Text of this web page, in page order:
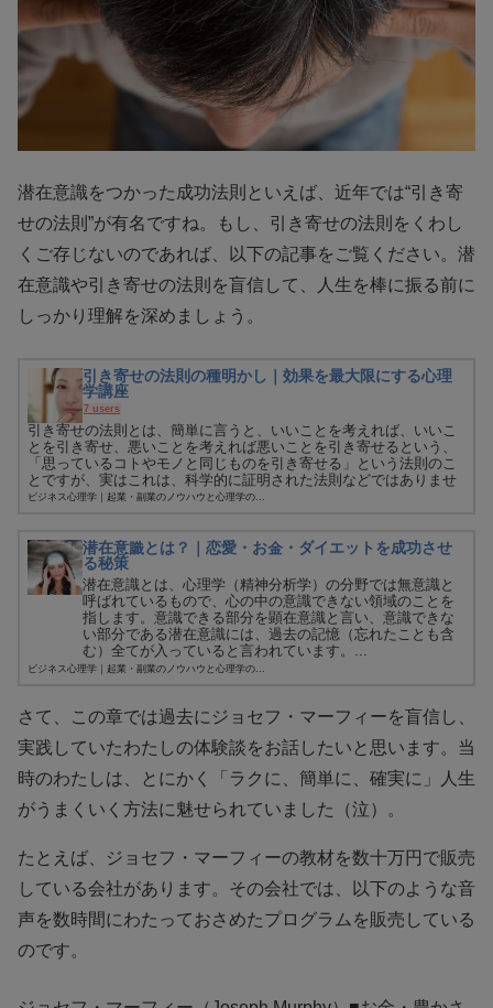
潜在意識をつかった成功法則といえば、近年では“引き寄
せの法則”が有名ですね。もし、引き寄せの法則をくわし
くご存じないのであれば、以下の記事をご覧ください。潜
在意識や引き寄せの法則を盲信して、人生を棒に振る前に
しっかり理解を深めましょう。
引き寄せの法則の種明かし｜効果を最大限にする心理
学講座
7 users
引き寄せの法則とは、簡単に言うと、いいことを考えれば、いいこ
とを引き寄せ、悪いことを考えれば悪いことを引き寄せるという、
「思っているコトやモノと同じものを引き寄せる」という法則のこ
とですが、実はこれは、科学的に証明された法則などではありませ
ん。あ...
ビジネス心理学｜起業・副業のノウハウと心理学の...
潜在意識とは？｜恋愛・お金・ダイエットを成功させ
る秘策
潜在意識とは、心理学（精神分析学）の分野では無意識と
呼ばれているもので、心の中の意識できない領域のことを
指します。意識できる部分を顕在意識と言い、意識できな
い部分である潜在意識には、過去の記憶（忘れたことも含
む）全てが入っていると言われています。...
ビジネス心理学｜起業・副業のノウハウと心理学の...
さて、この章では過去にジョセフ・マーフィーを盲信し、
実践していたわたしの体験談をお話したいと思います。当
時のわたしは、とにかく「ラクに、簡単に、確実に」人生
がうまくいく方法に魅せられていました（泣）。
たとえば、ジョセフ・マーフィーの教材を数十万円で販売
している会社があります。その会社では、以下のような音
声を数時間にわたっておさめたプログラムを販売している
のです。